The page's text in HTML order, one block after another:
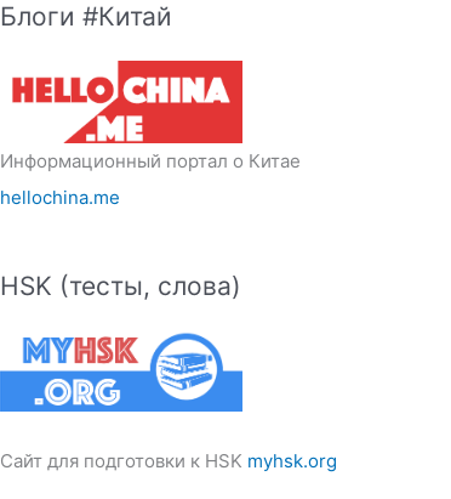
Блоги #Китай
Информационный портал о Китае
hellochina.me
HSK (тесты, слова)
Сайт для подготовки к HSK myhsk.org